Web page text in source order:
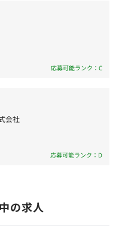
定的な範囲の意思決定
トップとの距離が近い
メイク、リソース配分
経験を早期に積めま
ーとして広範な責任と
事を考え、推進する力
加入・雇用保険・労災
心としたコンサル
指数関数的な事業
、安定的な商談機
が欠かせません。
るSalesforce出身のノ
グおよび運用をご
指数関数的な事業
、つまり、リピー
かせません。
応募可能ランク：C
会社
応募可能ランク：D
の求人